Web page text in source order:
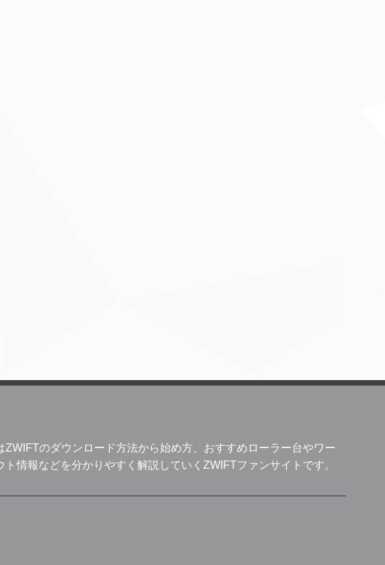
ZWIFTのダウンロード方法から始め方、おすすめローラー台やワー
ト情報などを分かりやすく解説していくZWIFTファンサイトです。